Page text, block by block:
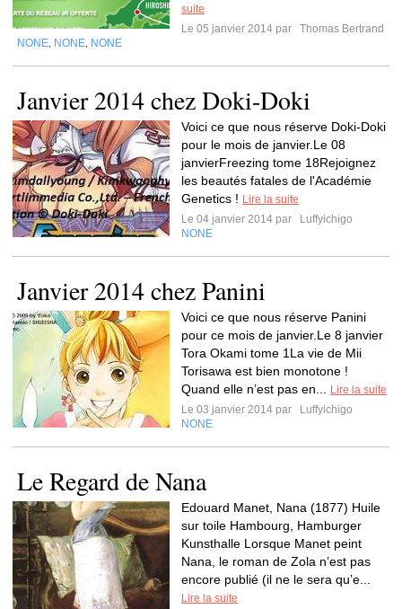
suite
Le 05 janvier 2014 par
Thomas Bertrand
NONE NONE NONE
Janvier 2014 chez Doki-Doki
Voici ce que nous réserve Doki-Doki
pour le mois de janvier.Le 08
janvierFreezing tome 18Rejoignez
les beautés fatales de l'Académie
Genetics ! Lire la suite
Le 04 janvier 2014 par
Luffyichigo
NONE
Janvier 2014 chez Panini
Voici ce que nous réserve Panini
pour ce mois de janvier.Le 8 janvier
Tora Okami tome 1La vie de Mii
Torisawa est bien monotone !
Quand elle n’est pas en...
Lire la suite
Le 03 janvier 2014 par
Luffyichigo
NONE
Le Regard de Nana
Edouard Manet, Nana (1877) Huile
sur toile Hambourg, Hamburger
Kunsthalle Lorsque Manet peint
Nana, le roman de Zola n’est pas
encore publié (il ne le sera qu’e...
Lire la suite